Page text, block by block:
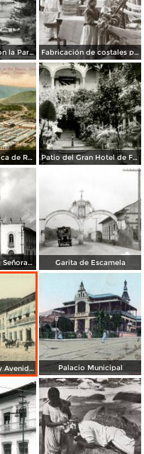
Parque Castillo con la Parroquia Fabricación de costales para café en la compañía Santa Getrudis
Pueblo de la fábrica de Río Blanco Patio del Gran Hotel de Francia
Iglesia de Nuestra Señora de los Dolores Garita de Escamela
Hotel de Francia y Avenida de la Libertad Palacio Municipal